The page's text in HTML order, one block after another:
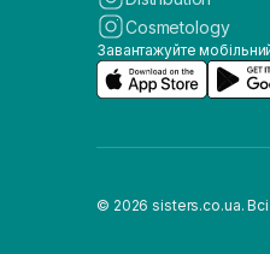
Cosmetology
Завантажуйте
© 2026 sisters.co.ua.